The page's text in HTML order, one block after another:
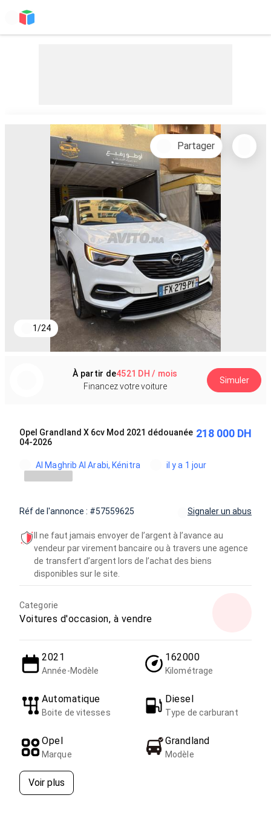
1/24
Partager
À partir de4521 DH / mois
Financez votre voiture
Simuler
Opel Grandland X 6cv Mod 2021 dédouanée
04-2026
218 000 DH
Al Maghrib Al Arabi, Kénitra il y a 1 jour
Réf de l'annonce : #57559625 Signaler un abus
Il ne faut jamais envoyer de l’argent à l’avance au
vendeur par virement bancaire ou à travers une agence
de transfert d’argent lors de l’achat des biens
disponibles sur le site.
Categorie
Voitures d'occasion, à vendre
2021
Année-Modèle
162000
Kilométrage
Automatique
Boite de vitesses
Diesel
Type de carburant
Opel
Marque
Grandland
Modèle
Voir plus